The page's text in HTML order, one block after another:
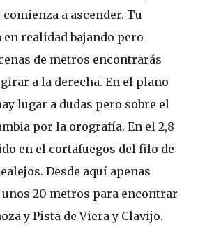
a ascender. Tu
realidad bajando pero
de metros encontrarás
a la derecha. En el plano
lugar a dudas pero sobre el
por la orografía. En el 2,8
en el cortafuegos del filo de
Desde aquí apenas
20 metros para encontrar
y Pista de Viera y Clavijo.